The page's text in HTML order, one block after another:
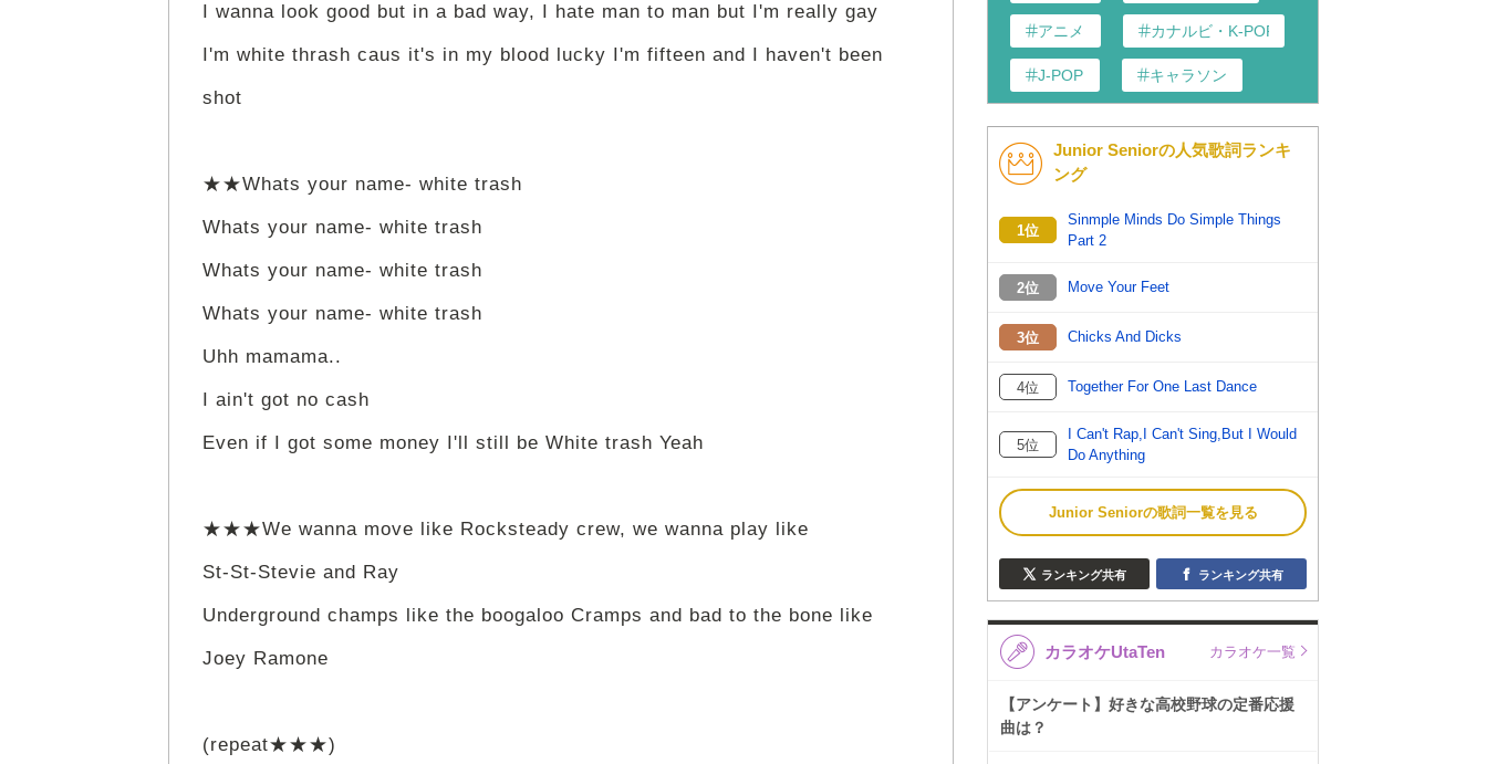
I wanna look good but in a bad way, I hate man to man but I'm really gay
I'm white thrash caus it's in my blood lucky I'm fifteen and I haven't been
shot
★★Whats your name- white trash
Whats your name- white trash
Whats your name- white trash
Whats your name- white trash
Uhh mamama..
I ain't got no cash
Even if I got some money I'll still be White trash Yeah
★★★We wanna move like Rocksteady crew, we wanna play like
St-St-Stevie and Ray
Underground champs like the boogaloo Cramps and bad to the bone like
Joey Ramone
(repeat★★★)
アニメ カナルビ・K-POP和訳
J-POP キャラソン
K-POP バンド
Junior Seniorの人気歌詞ランキ
ング
1位
Sinmple Minds Do Simple Things
Part 2
2位 Move Your Feet
3位 Chicks And Dicks
4位 Together For One Last Dance
5位
I Can't Rap,I Can't Sing,But I Would
Do Anything
Junior Seniorの歌詞一覧を見る
ランキング共有 ランキング共有
カラオケUtaTen カラオケ一覧
【アンケート】好きな高校野球の定番応援
曲は？